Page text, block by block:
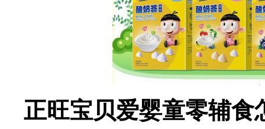
正旺宝贝爱婴童零辅食